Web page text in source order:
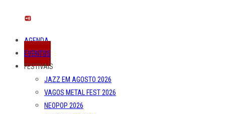
AGENDA
EVENTOS
FESTIVAIS
JAZZ EM AGOSTO 2026
VAGOS METAL FEST 2026
NEOPOP 2026